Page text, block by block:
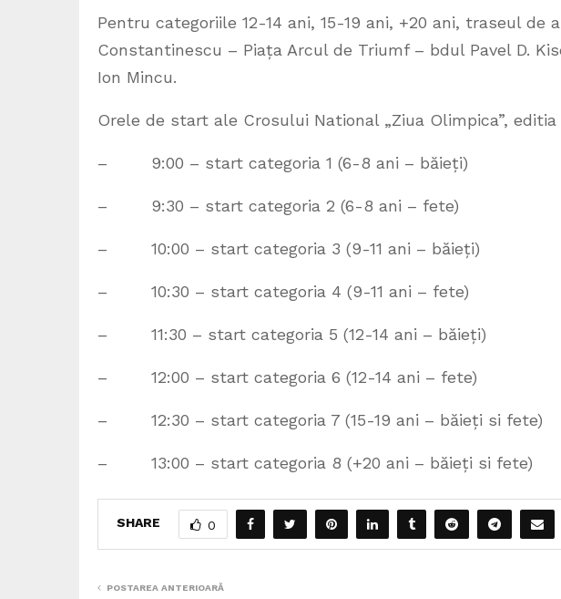
Pentru categoriile 12-14 ani, 15-19 ani, +20 ani, traseul de
Constantinescu – Piața Arcul de Triumf – bdul Pavel D.
Ion Mincu.
Orele de start ale Crosului National „Ziua Olimpica”, editia
– 9:00 – start categoria 1 (6-8 ani – băieți)
– 9:30 – start categoria 2 (6-8 ani – fete)
– 10:00 – start categoria 3 (9-11 ani – băieți)
– 10:30 – start categoria 4 (9-11 ani – fete)
– 11:30 – start categoria 5 (12-14 ani – băieți)
– 12:00 – start categoria 6 (12-14 ani – fete)
– 12:30 – start categoria 7 (15-19 ani – băieți si fete)
– 13:00 – start categoria 8 (+20 ani – băieți si fete)
SHARE 0
POSTAREA ANTERIOARĂ